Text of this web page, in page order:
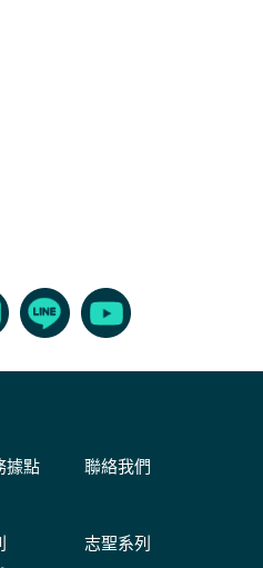
據點 聯絡我們
志聖系列